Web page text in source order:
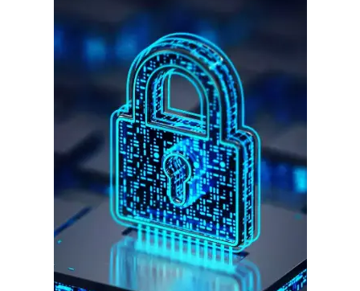
गुरुग्राम साइबर पुलिस ने बीते छह महीने में 18 बैंक कर्मचारियों को किया गिरफ्तार
इन लोगों ने लालच में आकर बैंक खाते खोलकर साइबर ठगों को उपलब्ध कराए
हर खाते के बदले मिलते थे 20 से 25 हजार